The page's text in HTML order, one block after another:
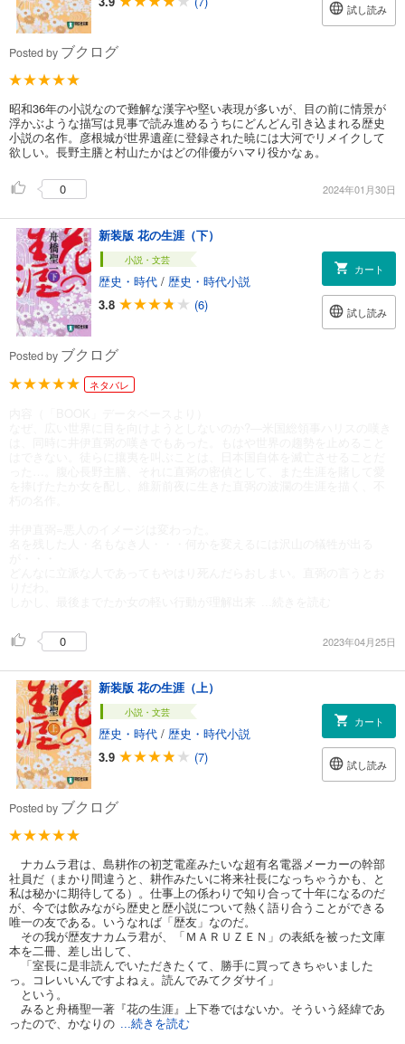
試し読み
Posted by ブクログ
昭和36年の小説なので難解な漢字や堅い表現が多いが、目の前に情景が
浮かぶような描写は見事で読み進めるうちにどんどん引き込まれる歴史
小説の名作。彦根城が世界遺産に登録された暁には大河でリメイクして
欲しい。長野主膳と村山たかはどの俳優がハマり役かなぁ。
0 2024年01月30日
新装版 花の生涯（下）
小説・文芸
歴史・時代 / 歴史・時代小説
3.8
(6)
カート
試し読み
Posted by ブクログ
ネタバレ
0 2023年04月25日
新装版 花の生涯（上）
小説・文芸
歴史・時代 / 歴史・時代小説
3.9
(7)
カート
試し読み
Posted by ブクログ
ナカムラ君は、島耕作の初芝電産みたいな超有名電器メーカーの幹部
社員だ（まかり間違うと、耕作みたいに将来社長になっちゃうかも、と
私は秘かに期待してる）。仕事上の係わりで知り合って十年になるのだ
が、今では飲みながら歴史と歴小説について熱く語り合うことができる
唯一の友である。いうなれば「歴友」なのだ。
その我が歴友ナカムラ君が、「ＭＡＲＵＺＥＮ」の表紙を被った文庫
本を二冊、差し出して、
「室長に是非読んでいただきたくて、勝手に買ってきちゃいました
っ。コレいいんですよねぇ。読んでみてクダサイ」
という。
みると舟橋聖一著『花の生涯』上下巻ではないか。そういう経緯であ
ったので、かなりの ...続きを読む